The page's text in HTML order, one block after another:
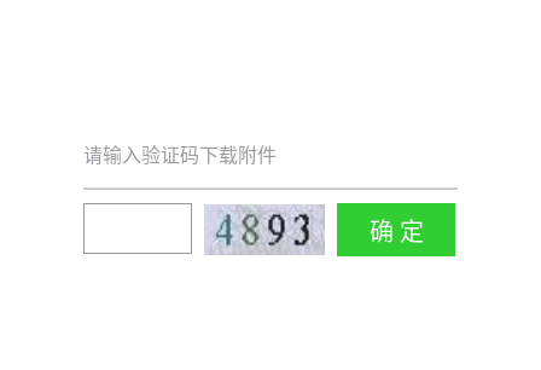
请输入验证码下载附件